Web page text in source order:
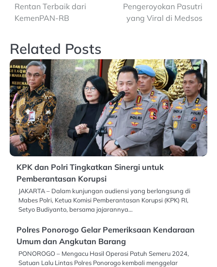
Rentan Terbaik dari
KemenPAN-RB
Pengeroyokan Pasutri
yang Viral di Medsos
Related Posts
KPK dan Polri Tingkatkan Sinergi untuk
Pemberantasan Korupsi
JAKARTA – Dalam kunjungan audiensi yang berlangsung di
Mabes Polri, Ketua Komisi Pemberantasan Korupsi (KPK) RI,
Setyo Budiyanto, bersama jajarannya…
Polres Ponorogo Gelar Pemeriksaan Kendaraan
Umum dan Angkutan Barang
PONOROGO – Mengacu Hasil Operasi Patuh Semeru 2024,
Satuan Lalu Lintas Polres Ponorogo kembali menggelar